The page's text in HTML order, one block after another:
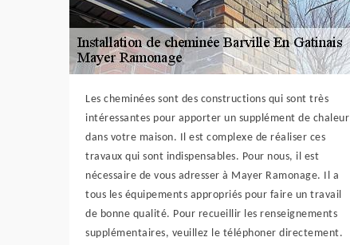
Les cheminées sont des constructions qui sont très
intéressantes pour apporter un supplément de chaleur
dans votre maison. Il est complexe de réaliser ces
travaux qui sont indispensables. Pour nous, il est
nécessaire de vous adresser à Mayer Ramonage. Il a
tous les équipements appropriés pour faire un travail
de bonne qualité. Pour recueillir les renseignements
supplémentaires, veuillez le téléphoner directement.